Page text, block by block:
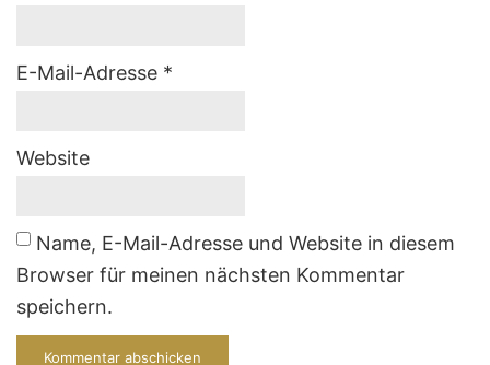
E-Mail-Adresse *
Website
Name, E-Mail-Adresse und Website in diesem
Browser für meinen nächsten Kommentar
speichern.